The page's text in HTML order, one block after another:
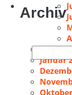
Suchen
nach:
Archiv
Februar
Januar